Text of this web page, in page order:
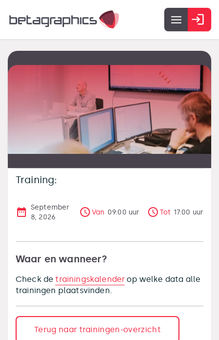
Training:
September
8, 2026
Van 09:00 uur Tot 17:00 uur
Waar en wanneer?
Check detrainingskalender op welke data alle
trainingen plaatsvinden.
Terug naar trainingen-overzicht